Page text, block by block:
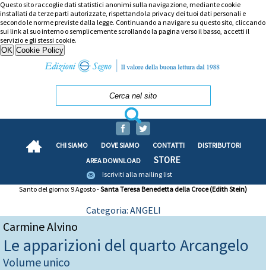
Questo sito raccoglie dati statistici anonimi sulla navigazione, mediante cookie
installati da terze parti autorizzate, rispettando la privacy dei tuoi dati personali e
secondo le norme previste dalla legge. Continuando a navigare su questo sito, cliccando
sui link al suo interno o semplicemente scrollando la pagina verso il basso, accetti il
servizio e gli stessi cookie.
CHI SIAMO DOVE SIAMO CONTATTI
DISTRIBUTORI
AREA DOWNLOAD
STORE
Iscriviti alla mailing list
Santo del giorno: 9 Agosto -Santa Teresa Benedetta della Croce (Edith Stein)
Categoria: ANGELI
Carmine Alvino
Le apparizioni del quarto Arcangelo
Volume unico